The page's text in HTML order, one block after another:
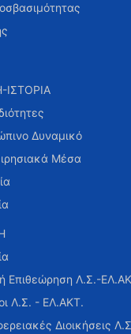
Δυναμικό
Μέσα
Επιθεώρηση Λ.Σ.-
Λ.Σ. - ΕΛ.ΑΚΤ.
Διοικήσεις